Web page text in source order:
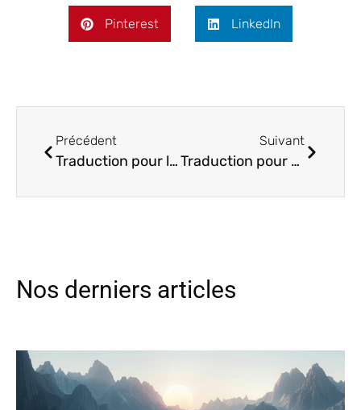
Pinterest LinkedIn
Précédent
Traduction pour l’architecture : dans le respect de l’art et des formes
Suivant
Traduction pour architecte : un levier pour développer votre activité à l’international
Nos derniers articles